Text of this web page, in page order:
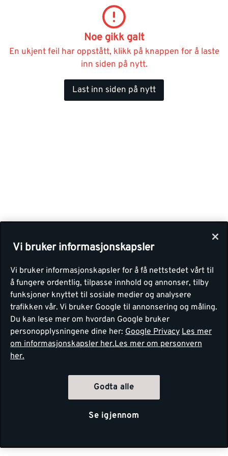
Noe gikk galt
En ukjent feil har oppstått, klikk på knappen for å laste
inn siden på nytt.
Last inn siden på nytt
Vi bruker informasjonskapsler
Vi bruker informasjonskapsler for å få nettstedet vårt til
å fungere ordentlig, tilpasse innhold og annonser, tilby
funksjoner knyttet til sosiale medier og analysere
trafikken vår. Vi bruker Google til annonsering og måling.
Du kan lese mer om hvordan Google bruker
personopplysningene dine her: Google Privacy Les mer
om informasjonskapsler her.Les mer om personvern
her.
Godta alle
Se igjennom